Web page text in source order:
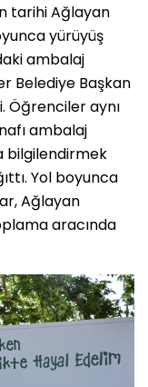
tarihi Ağlayan
yürüyüş
ambalaj
Belediye Başkan
Öğrenciler aynı
ambalaj
bilgilendirmek
Yol boyunca
Ağlayan
aracında